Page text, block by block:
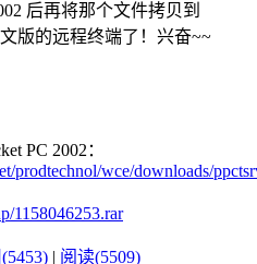
后再将那个文件拷贝到
版的远程终端了！兴奋~~
PC 2002：
prodtechnol/wce/downloads/
1158046253.rar
| 阅读(5509)